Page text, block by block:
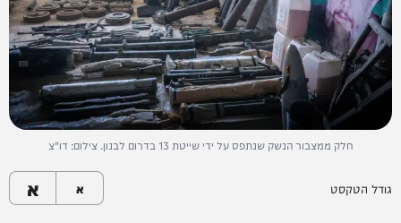
חלק ממצבור הנשק שנתפס על ידי שייטת 13 בדרום לבנון. צילום: דו"צ
גודל הטקסט א א